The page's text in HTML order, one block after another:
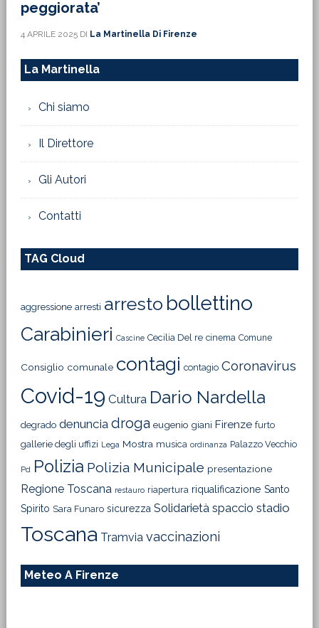
peggiorata’
4 APRILE 2025DI La Martinella Di Firenze
La Martinella
Chi siamo
Il Direttore
Gli Autori
Contatti
TAG Cloud
aggressione arresti arresto bollettino
Carabinieri Cascine Cecilia Del re cinema Comune
Consiglio comunale contagi contagio Coronavirus
Covid-19 Cultura Dario Nardella
degrado denuncia droga eugenio giani Firenze furto
gallerie degli uffizi Lega Mostra musica ordinanza Palazzo Vecchio
Pd Polizia Polizia Municipale presentazione
Regione Toscana restauro riapertura riqualificazione Santo
Spirito Sara Funaro sicurezza Solidarietà spaccio stadio
Toscana Tramvia vaccinazioni
Meteo A Firenze